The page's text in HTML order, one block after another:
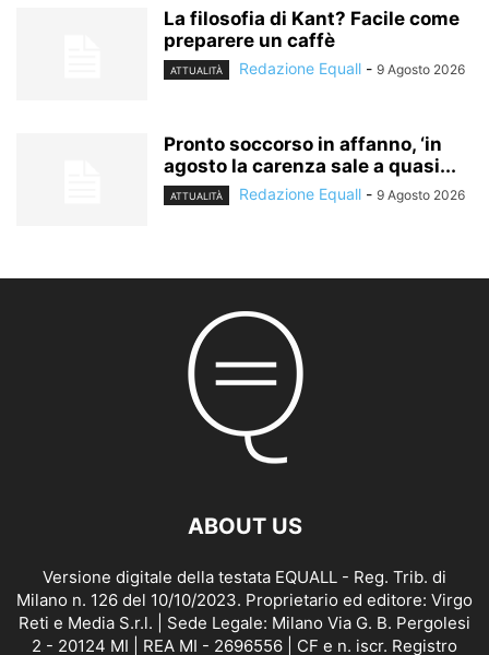
La filosofia di Kant? Facile come
preparere un caffè
ATTUALITÀ Redazione Equall - 9 Agosto 2026
Pronto soccorso in affanno, ‘in
agosto la carenza sale a quasi...
ATTUALITÀ Redazione Equall - 9 Agosto 2026
ABOUT US
Versione digitale della testata EQUALL - Reg. Trib. di
Milano n. 126 del 10/10/2023. Proprietario ed editore: Virgo
Reti e Media S.r.l. | Sede Legale: Milano Via G. B. Pergolesi
2 - 20124 MI | REA MI - 2696556 | CF e n. iscr. Registro